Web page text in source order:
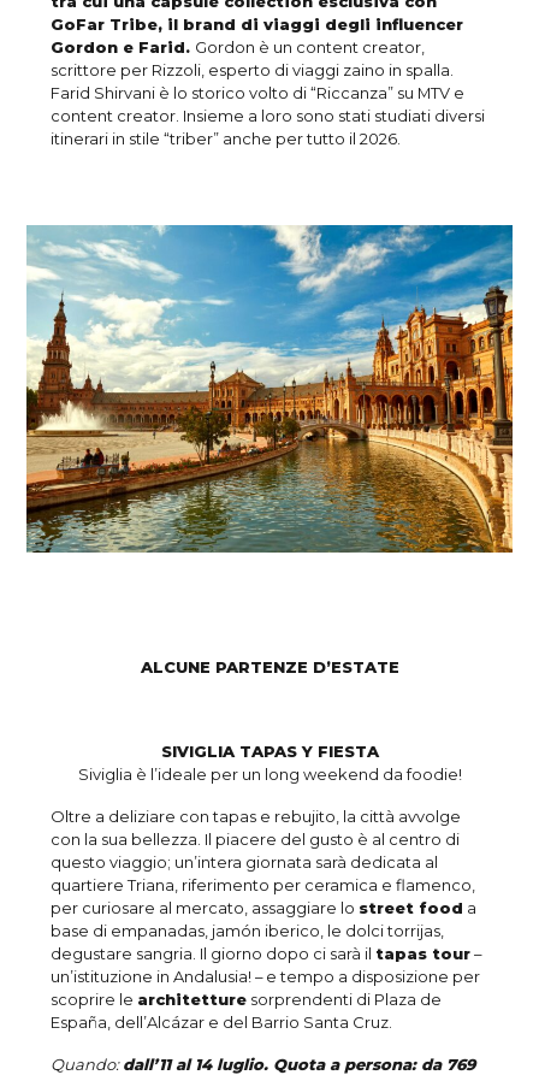
GoFar Tribe, il brand di viaggi degli influencer
Gordon e Farid. Gordon è un content creator,
scrittore per Rizzoli, esperto di viaggi zaino in spalla.
Farid Shirvani è lo storico volto di “Riccanza” su MTV e
content creator. Insieme a loro sono stati studiati diversi
itinerari in stile “triber” anche per tutto il 2026.
ALCUNE PARTENZE D’ESTATE
SIVIGLIA TAPAS Y FIESTA
Siviglia è l’ideale per un long weekend da foodie!
Oltre a deliziare con tapas e rebujito, la città avvolge
con la sua bellezza. Il piacere del gusto è al centro di
questo viaggio; un’intera giornata sarà dedicata al
quartiere Triana, riferimento per ceramica e flamenco,
per curiosare al mercato, assaggiare lo street food a
base di empanadas, jamón iberico, le dolci torrijas,
degustare sangria. Il giorno dopo ci sarà il tapas tour–
un’istituzione in Andalusia! – e tempo a disposizione per
scoprire le architetture sorprendenti di Plaza de
España, dell’Alcázar e del Barrio Santa Cruz.
Quando:dall’11 al 14 luglio. Quota a persona: da 769